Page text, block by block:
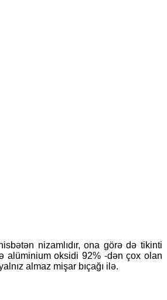
nizamlıdır, ona görə də tikinti
alüminium oksidi 92% -dən çox olan
almaz mişar bıçağı ilə.